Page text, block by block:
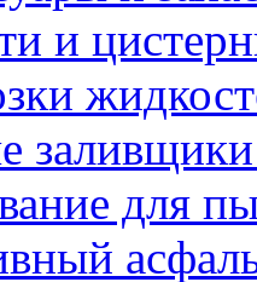
и
для